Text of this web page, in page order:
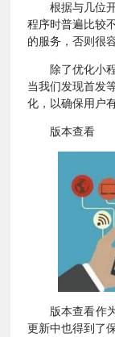
根据与几位
程序时普遍比较
的服务，否则很
除了优化小
当我们发现首发
化，以确保用户
版本查看
版本查看作
更新中也得到了